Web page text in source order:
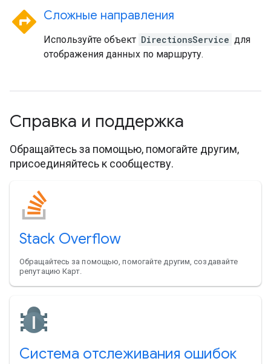
directions Сложные направления
Используйте объект DirectionsService для
отображения данных по маршруту.
Справка и поддержка
Обращайтесь за помощью, помогайте другим,
присоединяйтесь к сообществу.
Stack Overflow
Обращайтесь за помощью, помогайте другим, создавайте
репутацию Карт.
Система отслеживания ошибок